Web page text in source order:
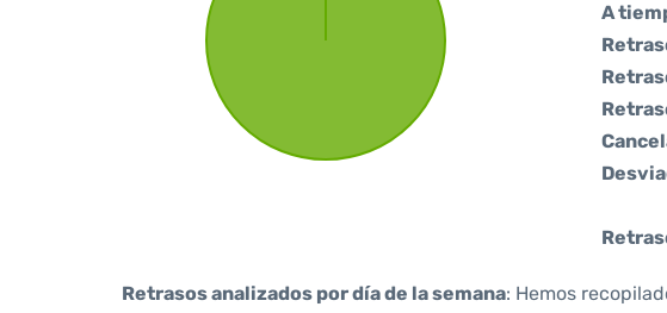
A
Retrasos analizados por día de la semana: Hemos